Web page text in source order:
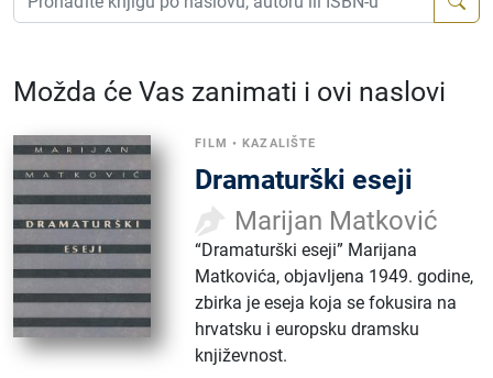
Možda će Vas zanimati i ovi naslovi
FILM •KAZALIŠTE
Dramaturški eseji
Marijan Matković
“Dramaturški eseji” Marijana
Matkovića, objavljena 1949. godine,
zbirka je eseja koja se fokusira na
hrvatsku i europsku dramsku
književnost.